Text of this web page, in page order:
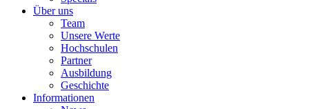
Über uns
Team
Unsere Werte
Hochschulen
Partner
Ausbildung
Geschichte
Informationen